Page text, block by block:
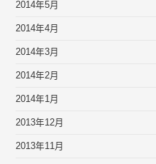
2014年5月
2014年4月
2014年3月
2014年2月
2014年1月
2013年12月
2013年11月